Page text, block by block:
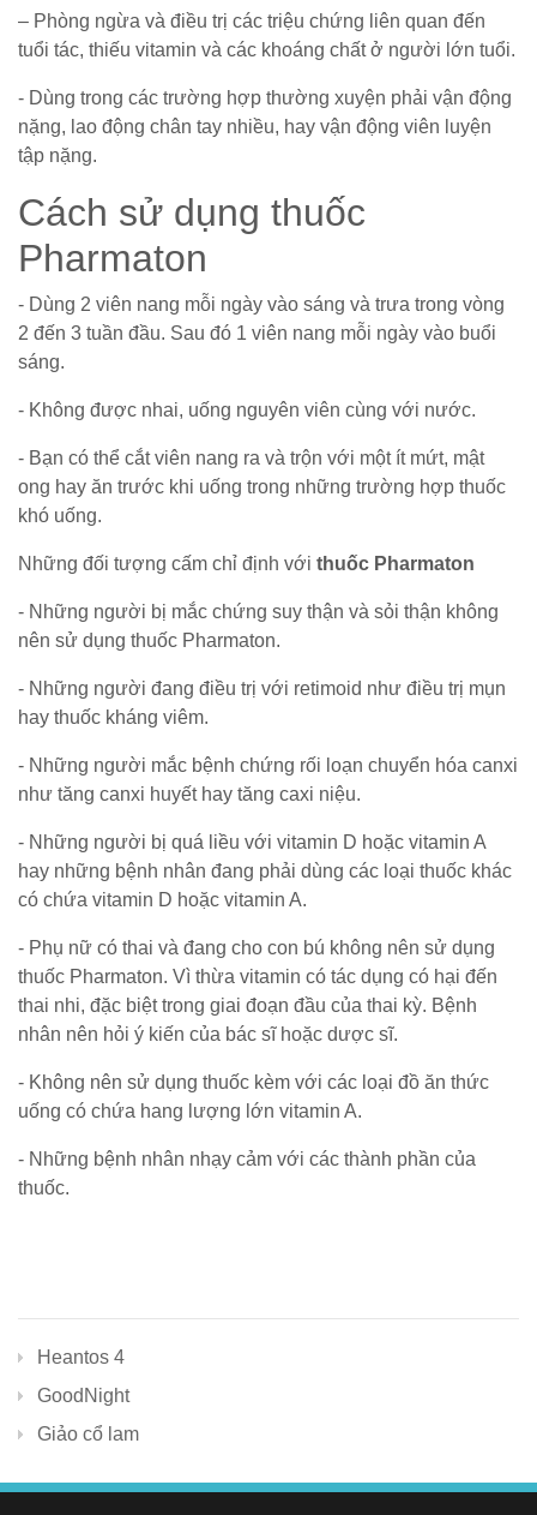
– Phòng ngừa và điều trị các triệu chứng liên quan đến
tuổi tác, thiếu vitamin và các khoáng chất ở người lớn tuổi.
- Dùng trong các trường hợp thường xuyện phải vận động
nặng, lao động chân tay nhiều, hay vận động viên luyện
tập nặng.
Cách sử dụng thuốc
Pharmaton
- Dùng 2 viên nang mỗi ngày vào sáng và trưa trong vòng
2 đến 3 tuần đầu. Sau đó 1 viên nang mỗi ngày vào buổi
sáng.
- Không được nhai, uống nguyên viên cùng với nước.
- Bạn có thể cắt viên nang ra và trộn với một ít mứt, mật
ong hay ăn trước khi uống trong những trường hợp thuốc
khó uống.
Những đối tượng cấm chỉ định với thuốc Pharmaton
- Những người bị mắc chứng suy thận và sỏi thận không
nên sử dụng thuốc Pharmaton.
- Những người đang điều trị với retimoid như điều trị mụn
hay thuốc kháng viêm.
- Những người mắc bệnh chứng rối loạn chuyển hóa canxi
như tăng canxi huyết hay tăng caxi niệu.
- Những người bị quá liều với vitamin D hoặc vitamin A
hay những bệnh nhân đang phải dùng các loại thuốc khác
có chứa vitamin D hoặc vitamin A.
- Phụ nữ có thai và đang cho con bú không nên sử dụng
thuốc Pharmaton. Vì thừa vitamin có tác dụng có hại đến
thai nhi, đặc biệt trong giai đoạn đầu của thai kỳ. Bệnh
nhân nên hỏi ý kiến của bác sĩ hoặc dược sĩ.
- Không nên sử dụng thuốc kèm với các loại đồ ăn thức
uống có chứa hang lượng lớn vitamin A.
- Những bệnh nhân nhạy cảm với các thành phần của
thuốc.
Heantos 4
GoodNight
Giảo cổ lam